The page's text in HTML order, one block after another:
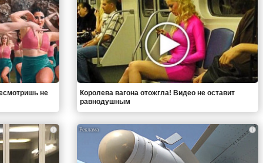
не
Королева вагона отожгла! Видео не оставит
равнодушным
i i